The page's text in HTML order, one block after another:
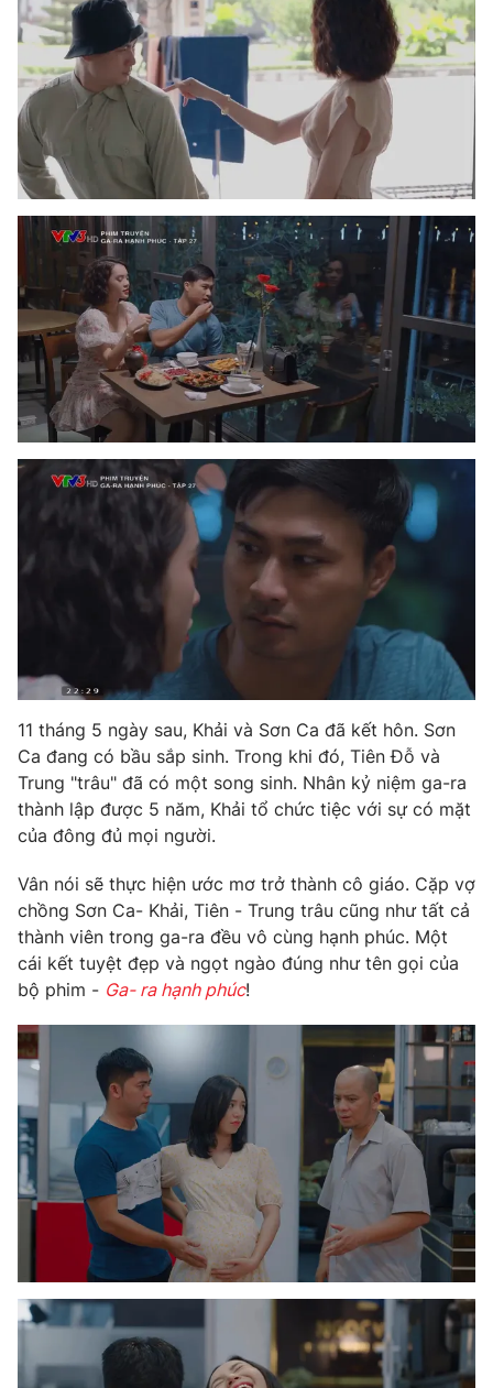
11 tháng 5 ngày sau, Khải và Sơn Ca đã kết hôn. Sơn
Ca đang có bầu sắp sinh. Trong khi đó, Tiên Đỗ và
Trung "trâu" đã có một song sinh. Nhân kỷ niệm ga-ra
thành lập được 5 năm, Khải tổ chức tiệc với sự có mặt
của đông đủ mọi người.
Vân nói sẽ thực hiện ước mơ trở thành cô giáo. Cặp vợ
chồng Sơn Ca- Khải, Tiên - Trung trâu cũng như tất cả
thành viên trong ga-ra đều vô cùng hạnh phúc. Một
cái kết tuyệt đẹp và ngọt ngào đúng như tên gọi của
bộ phim - Ga- ra hạnh phúc!